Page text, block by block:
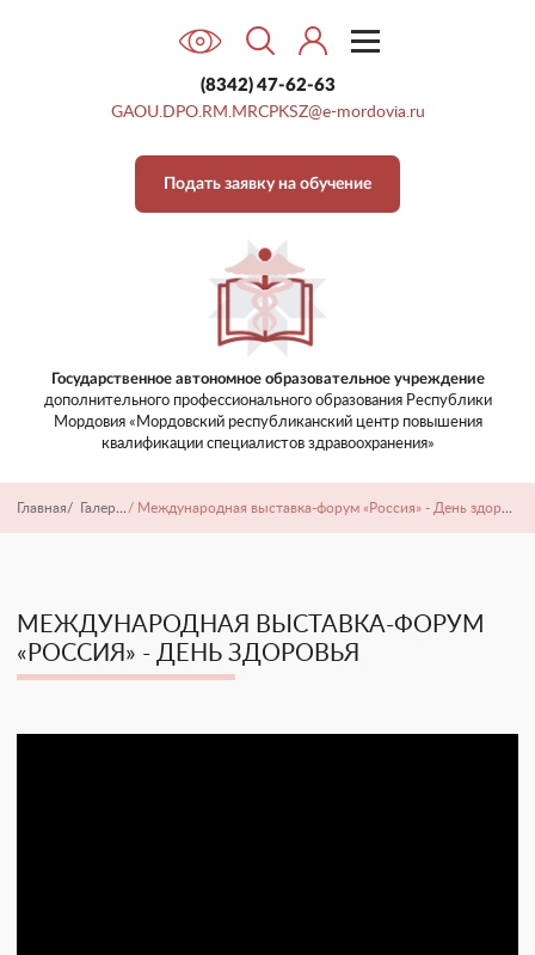
Государственное автономное образовательное учреждение
дополнительного профессионального образованияРеспублики
Мордовия «Мордовский республиканский центрповышения
квалификации специалистов здравоохранения»
Подать заявку на обучение
(8342) 47-62-63
GAOU.DPO.RM.MRCPKSZ@e-mordovia.ru
Гостевая книга
Контакты
Главная/ Галерея / Международная выставка-форум «Россия» - День здоровья
МЕЖДУНАРОДНАЯ ВЫСТАВКА-ФОРУМ
«РОССИЯ» - ДЕНЬ ЗДОРОВЬЯ